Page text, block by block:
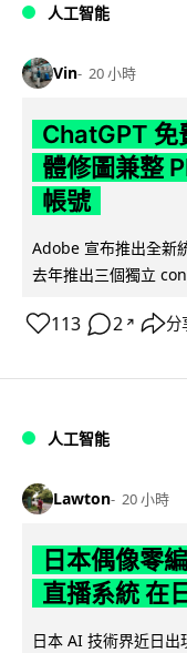
人工智能
Vin 20 小時
ChatGPT 免
體修圖兼整
帳號
Adobe 宣布推出全新
去年推出三個獨立
113 2 ↗ 分
人工智能
Lawton 20 小時
日本偶像零
直播系統 在
日本 AI 技術界近日